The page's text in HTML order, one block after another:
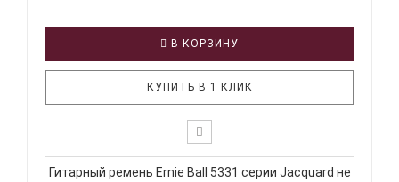
В КОРЗИНУ
КУПИТЬ В 1 КЛИК
Гитарный ремень Ernie Ball 5331 серии Jacquard не